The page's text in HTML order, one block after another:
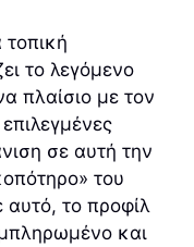
το λεγόμενο
πλαίσιο με τον
σε αυτή την
του
αυτό, το προφίλ
και